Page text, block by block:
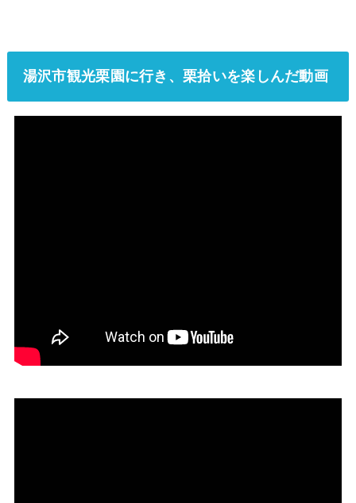
湯沢市観光栗園に行き、栗拾いを楽しんだ動画